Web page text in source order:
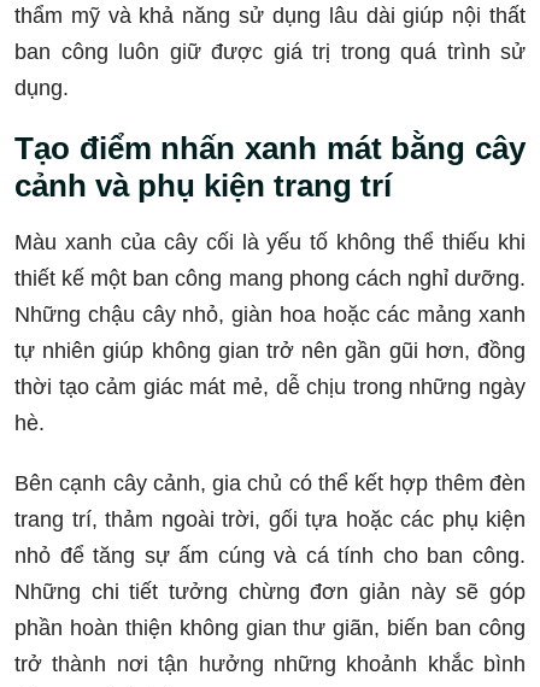
thẩm mỹ và khả năng sử dụng lâu dài giúp nội thất
ban công luôn giữ được giá trị trong quá trình sử
dụng.
Tạo điểm nhấn xanh mát bằng cây
cảnh và phụ kiện trang trí
Màu xanh của cây cối là yếu tố không thể thiếu khi
thiết kế một ban công mang phong cách nghỉ dưỡng.
Những chậu cây nhỏ, giàn hoa hoặc các mảng xanh
tự nhiên giúp không gian trở nên gần gũi hơn, đồng
thời tạo cảm giác mát mẻ, dễ chịu trong những ngày
hè.
Bên cạnh cây cảnh, gia chủ có thể kết hợp thêm đèn
trang trí, thảm ngoài trời, gối tựa hoặc các phụ kiện
nhỏ để tăng sự ấm cúng và cá tính cho ban công.
Những chi tiết tưởng chừng đơn giản này sẽ góp
phần hoàn thiện không gian thư giãn, biến ban công
trở thành nơi tận hưởng những khoảnh khắc bình